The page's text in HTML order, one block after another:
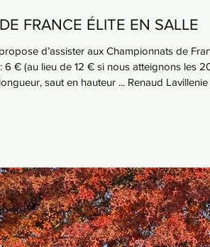
FRANCE ÉLITE EN SALLE
d’assister aux Championnats de
€ (au lieu de 12 € si nous atteignons les
saut en hauteur ... Renaud